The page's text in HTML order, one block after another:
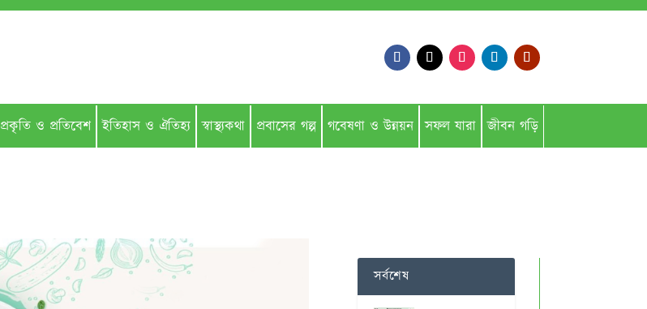
প্রকৃতি ও প্রতিবেশ ইতিহাস ও ঐতিহ‌্য স্বাস্থ‌্যকথা প্রবাসের গল্প গবেষণা ও উন্নয়ন সফল যারা জীবন গড়ি
সর্বশেষ